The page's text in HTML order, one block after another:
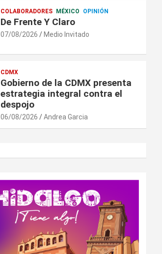
COLABORADORES MÉXICO OPINIÓN
De Frente Y Claro
07/08/2026 Medio Invitado
CDMX
Gobierno de la CDMX presenta
estrategia integral contra el
despojo
06/08/2026 Andrea Garcia